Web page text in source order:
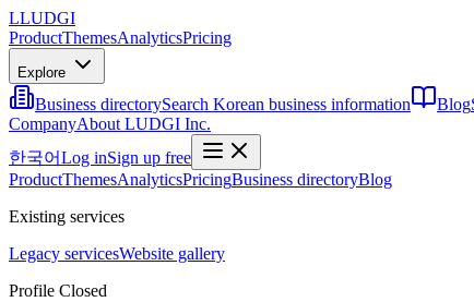
LLUDGI
ProductThemesAnalyticsPricing
Explore
Business directorySearch Korean business information Blog
CompanyAbout LUDGI Inc.
한국어Log inSign up free
ProductThemesAnalyticsPricingBusiness directoryBlog
Existing services
Legacy servicesWebsite gallery
Profile Closed